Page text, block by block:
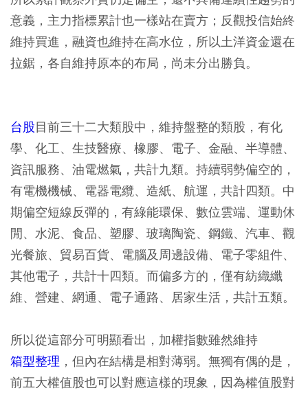
意義，主力指標累計也一樣站在賣方；反觀投信始終
維持買進，融資也維持在高水位，所以土洋資金還在
拉鋸，各自維持原本的布局，尚未分出勝負。
台股目前三十二大類股中，維持盤整的類股，有化
學、化工、生技醫療、橡膠、電子、金融、半導體、
資訊服務、油電燃氣，共計九類。持續弱勢偏空的，
有電機機械、電器電纜、造紙、航運，共計四類。中
期偏空短線反彈的，有綠能環保、數位雲端、運動休
閒、水泥、食品、塑膠、玻璃陶瓷、鋼鐵、汽車、觀
光餐旅、貿易百貨、電腦及周邊設備、電子零組件、
其他電子，共計十四類。而偏多方的，僅有紡織纖
維、營建、網通、電子通路、居家生活，共計五類。
所以從這部分可明顯看出，加權指數雖然維持
箱型整理 ，但內在結構是相對薄弱。無獨有偶的是，
前五大權值股也可以對應這樣的現象，因為權值股對